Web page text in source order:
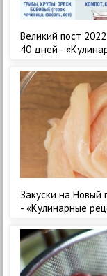
Великий пост
40 дней -
Закуски на
- «Кулинарные